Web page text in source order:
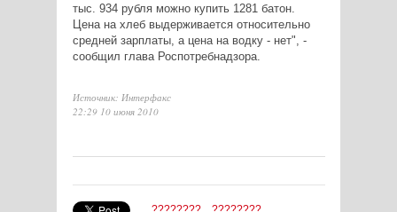
тыс. 934 рубля можно купить 1281 батон.
Цена на хлеб выдерживается относительно
средней зарплаты, а цена на водку - нет", -
сообщил глава Роспотребнадзора.
Источник: Интерфакс
22:29 10 июня 2010
???????? ????????